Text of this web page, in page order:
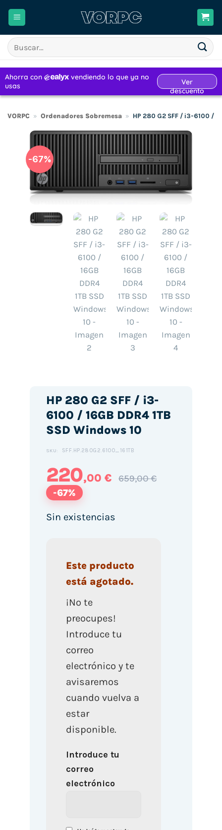
Buscar
por:
VORPC » Ordenadores Sobremesa » HP 280 G2 SFF / i3-6100 /
-67%
HP 280 G2 SFF / i3-
6100 / 16GB DDR4 1TB
SSD Windows 10
SKU: SFF.HP.280G2.6100_161TB
220,00 € 659,00 €
-67%
Sin existencias
Este producto
está agotado.
¡No te
preocupes!
Introduce tu
correo
electrónico y te
avisaremos
cuando vuelva a
estar
disponible.
Introduce tu
correo
electrónico